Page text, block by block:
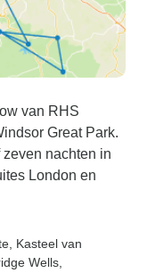
van RHS
Great Park.
nachten in
London en
, Kasteel van
Wells